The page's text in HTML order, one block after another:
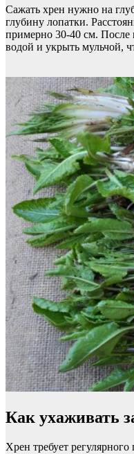
Сажать хрен нужно на
глубину лопатки.
примерно 30-40 см. После
водой и укрыть мульчой,
Как ухаживать
Хрен требует